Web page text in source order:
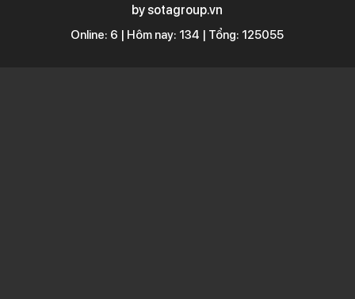
by sotagroup.vn
Online: 6 | Hôm nay: 134 | Tổng: 125055